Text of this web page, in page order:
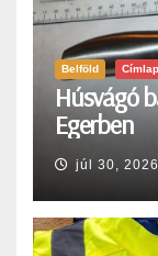
Belföld Címlap
Húsvágó
Egerben
júl 30, 2026